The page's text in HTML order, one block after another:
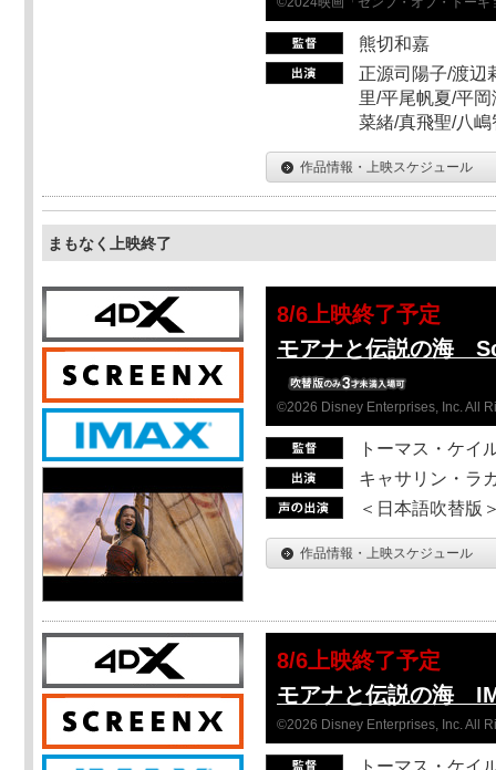
熊切和嘉
正源司陽子/渡辺
里/平尾帆夏/平
菜緒/真飛聖/八嶋
作品情報・上映スケジュール
まもなく上映終了
8/6上映終了予定
モアナと伝説の海
©2026 Disney Enterprises, Inc. All
トーマス・ケイ
キャサリン・ラ
＜日本語吹替版
作品情報・上映スケジュール
8/6上映終了予定
モアナと伝説の海
©2026 Disney Enterprises, Inc. All
トーマス・ケイ